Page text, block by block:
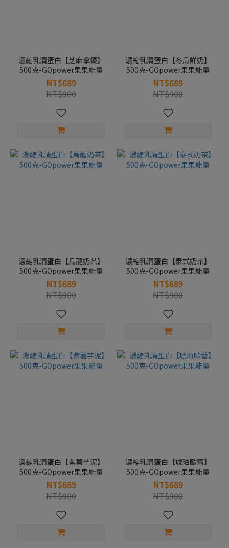
濃縮乳清蛋白【芝麻拿鐵】
500克-GOpower果果能量
NT$689
NT$900
濃縮乳清蛋白【冬瓜鮮奶】
500克-GOpower果果能量
NT$689
NT$900
濃縮乳清蛋白【烏龍奶茶】
500克-GOpower果果能量
NT$689
NT$900
濃縮乳清蛋白【泰式奶茶】
500克-GOpower果果能量
NT$689
NT$900
濃縮乳清蛋白【紫薯芋泥】
500克-GOpower果果能量
NT$689
NT$900
濃縮乳清蛋白【琥珀歐蕾】
500克-GOpower果果能量
NT$689
NT$900